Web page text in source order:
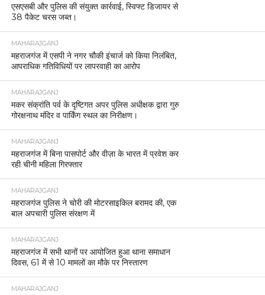
एसएसबी और पुलिस की संयुक्त कार्रवाई, स्विफ्ट डिजायर से
38 पैकेट चरस जब्त।
MAHARAJGANJ
महराजगंज में एसपी ने नगर चौकी इंचार्ज को किया निलंबित,
आपराधिक गतिविधियों पर लापरवाही का आरोप
MAHARAJGANJ
मकर संक्रांति पर्व के दृष्टिगत अपर पुलिस अधीक्षक द्वारा गुरु
गोरक्षनाथ मंदिर व पार्किंग स्थल का निरीक्षण।
MAHARAJGANJ
महराजगंज में बिना पासपोर्ट और वीज़ा के भारत में प्रवेश कर
रही चीनी महिला गिरफ्तार
MAHARAJGANJ
महराजगंज पुलिस ने चोरी की मोटरसाइकिल बरामद की, एक
बाल अपचारी पुलिस संरक्षण में
MAHARAJGANJ
महराजगंज में सभी थानों पर आयोजित हुआ थाना समाधान
दिवस, 61 में से 10 मामलों का मौके पर निस्तारण
MAHARAJGANJ